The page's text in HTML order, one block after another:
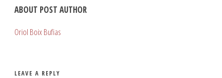
ABOUT POST AUTHOR
Oriol Boix Bufias
LEAVE A REPLY